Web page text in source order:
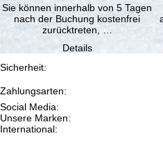
Sie können innerhalb von 5 Tagen
nach der Buchung kostenfrei
zurücktreten, …
Details
Sicherheit:
Zahlungsarten:
Social Media:
Unsere Marken:
International: